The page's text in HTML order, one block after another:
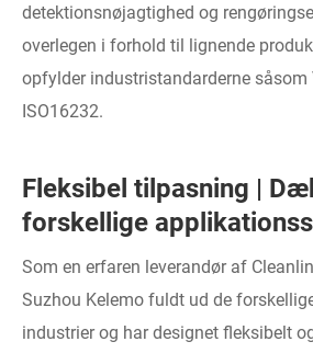
detektionsnøjagtighed og
overlegen i forhold til lignende
opfylder industristandarderne såsom
ISO16232.
Fleksibel tilpasning |
forskellige
Som en erfaren leverandør af
Suzhou Kelemo fuldt ud de
industrier og har designet fleksibelt